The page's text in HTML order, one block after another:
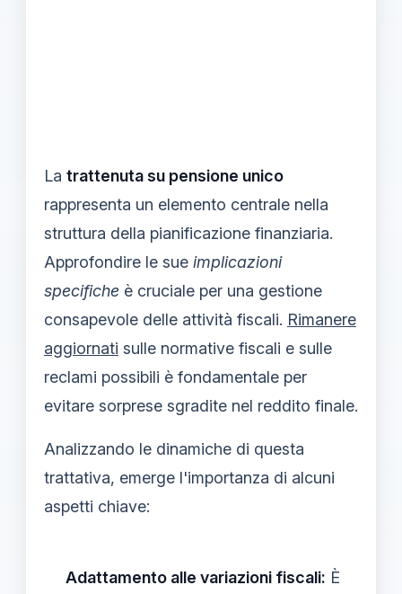
La trattenuta su pensione unico
rappresenta un elemento centrale nella
struttura della pianificazione finanziaria.
Approfondire le sue implicazioni
specifiche è cruciale per una gestione
consapevole delle attività fiscali. Rimanere
aggiornati sulle normative fiscali e sulle
reclami possibili è fondamentale per
evitare sorprese sgradite nel reddito finale.
Analizzando le dinamiche di questa
trattativa, emerge l'importanza di alcuni
aspetti chiave:
Adattamento alle variazioni fiscali: È